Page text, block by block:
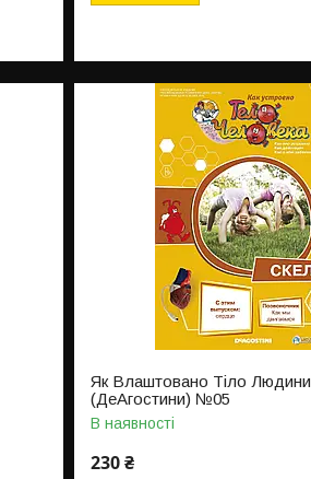
Як Влаштовано Тіло Людини
(ДеАгостини) №05
В наявності
230 ₴